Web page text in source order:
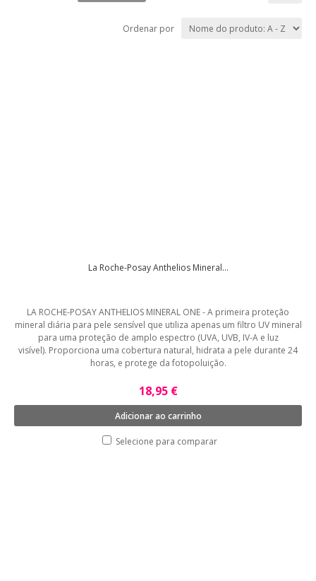
Ordenar por
La Roche-Posay Anthelios Mineral...
LA ROCHE-POSAY ANTHELIOS MINERAL ONE - A primeira proteção
mineral diária para pele sensível que utiliza apenas um filtro UV mineral
para uma proteção de amplo espectro (UVA, UVB, IV-A e luz
visível). Proporciona uma cobertura natural, hidrata a pele durante 24
horas, e protege da fotopoluição.
18,95 €
Adicionar ao carrinho
Selecione para comparar